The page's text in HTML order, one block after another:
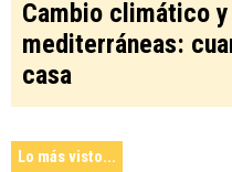
Cambio climático
mediterráneas:
casa
Lo más visto...